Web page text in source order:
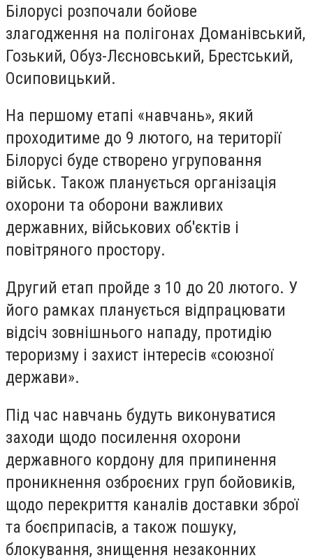
Білорусі розпочали бойове
злагодження на полігонах Доманівський,
Гозький, Обуз-Лєсновський, Брестський,
Осиповицький.
На першому етапі «навчань», який
проходитиме до 9 лютого, на території
Білорусі буде створено угруповання
військ. Також планується організація
охорони та оборони важливих
державних, військових об'єктів і
повітряного простору.
Другий етап пройде з 10 до 20 лютого. У
його рамках планується відпрацювати
відсіч зовнішнього нападу, протидію
тероризму і захист інтересів «союзної
держави».
Під час навчань будуть виконуватися
заходи щодо посилення охорони
державного кордону для припинення
проникнення озброєних груп бойовиків,
щодо перекриття каналів доставки зброї
та боєприпасів, а також пошуку,
блокування, знищення незаконних